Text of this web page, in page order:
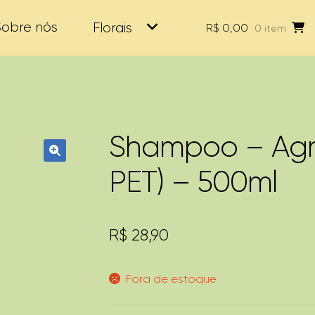
nós Florais R$ 0,00 0 item
Shampoo –
PET) – 500ml
R$ 28,90
Fora de estoque